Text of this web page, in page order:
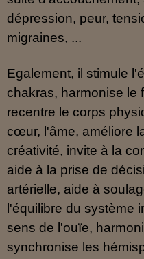
dépression, peur,
migraines, ...
Egalement, il stimule
chakras, harmonise le
recentre le corps
cœur, l'âme, améliore
créativité, invite à la
aide à la prise de
artérielle, aide à
l'équilibre du système
sens de l'ouïe,
synchronise les